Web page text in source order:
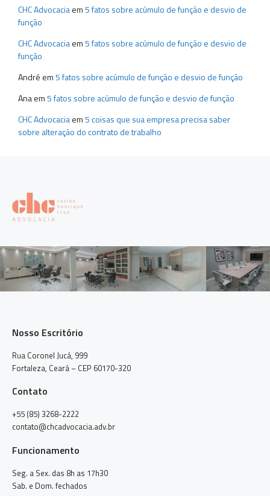
CHC Advocaciaem5 fatos sobre acúmulo de função e desvio de
função
CHC Advocaciaem5 fatos sobre acúmulo de função e desvio de
função
André em5 fatos sobre acúmulo de função e desvio de função
Anaem5 fatos sobre acúmulo de função e desvio de função
CHC Advocaciaem5 coisas que sua empresa precisa saber
sobre alteração do contrato de trabalho
Nosso Escritório
Rua Coronel Jucá, 999
Fortaleza, Ceará – CEP 60170-320
Contato
+55 (85) 3268-2222
contato@chcadvocacia.adv.br
Funcionamento
Seg. a Sex. das 8h as 17h30
Sab. e Dom. fechados